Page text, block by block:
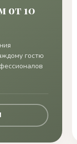
от 10
гостю